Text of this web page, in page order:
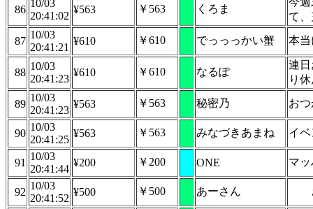
86
10/03
20:41:02
¥563 ￥563 くろま
て
87
10/03
20:41:21
¥610 ￥610 でっっっかい蟹 本
88
10/03
20:41:23
¥610 ￥610 なるぽ
連
り
89
10/03
20:41:23
¥563 ￥563 秘密乃 お
90
10/03
20:41:25
¥563 ￥563 みなづきあまね イ
91
10/03
20:41:44
¥200 ￥200 ONE マ
92
10/03
20:41:52
¥500 ￥500 あーさん